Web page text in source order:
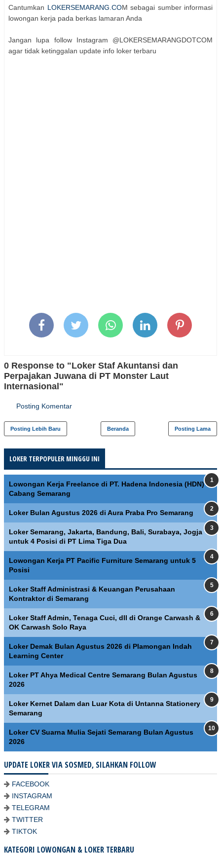
Cantumkan LOKERSEMARANG.COM sebagai sumber informasi
lowongan kerja pada berkas lamaran Anda
Jangan lupa follow Instagram @LOKERSEMARANGDOTCOM
agar tidak ketinggalan update info loker terbaru
0 Response to "Loker Staf Akuntansi dan
Perpajakan Juwana di PT Monster Laut
Internasional"
Posting Komentar
Posting Lebih Baru Posting Lama
Beranda
LOKER TERPOPULER MINGGU INI
Lowongan Kerja Freelance di PT. Hadena Indonesia (HDN)
Cabang Semarang
Loker Bulan Agustus 2026 di Aura Praba Pro Semarang
Loker Semarang, Jakarta, Bandung, Bali, Surabaya, Jogja
untuk 4 Posisi di PT Lima Tiga Dua
Lowongan Kerja PT Pacific Furniture Semarang untuk 5
Posisi
Loker Staff Administrasi & Keuangan Perusahaan
Kontraktor di Semarang
Loker Staff Admin, Tenaga Cuci, dll di Orange Carwash &
OK Carwash Solo Raya
Loker Demak Bulan Agustus 2026 di Plamongan Indah
Learning Center
Loker PT Ahya Medical Centre Semarang Bulan Agustus
2026
Loker Kernet Dalam dan Luar Kota di Untanna Stationery
Semarang
Loker CV Suarna Mulia Sejati Semarang Bulan Agustus
2026
UPDATE LOKER VIA SOSMED, SILAHKAN FOLLOW
FACEBOOK
INSTAGRAM
TELEGRAM
TWITTER
TIKTOK
KATEGORI LOWONGAN & LOKER TERBARU